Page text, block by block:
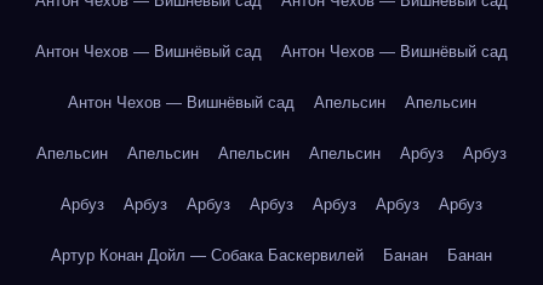
Антон Чехов — Вишнёвый сад Антон Чехов — Вишнёвый сад
Антон Чехов — Вишнёвый сад Апельсин Апельсин
Апельсин Апельсин Апельсин Апельсин Арбуз Арбуз
Арбуз Арбуз Арбуз Арбуз Арбуз Арбуз Арбуз
Артур Конан Дойл — Собака Баскервилей Банан Банан